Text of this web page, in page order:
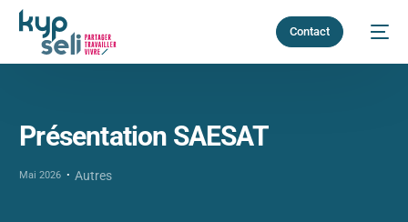
Contact
Présentation SAESAT
Mai 2026 Autres